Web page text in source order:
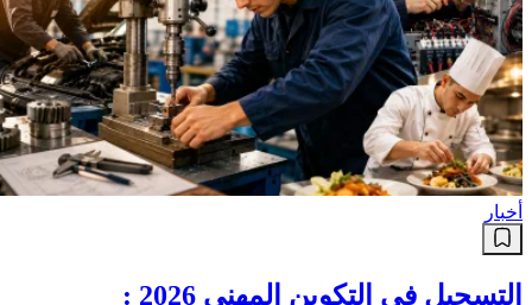
أخبار
التسجيل في التكوين المهني 2026 :